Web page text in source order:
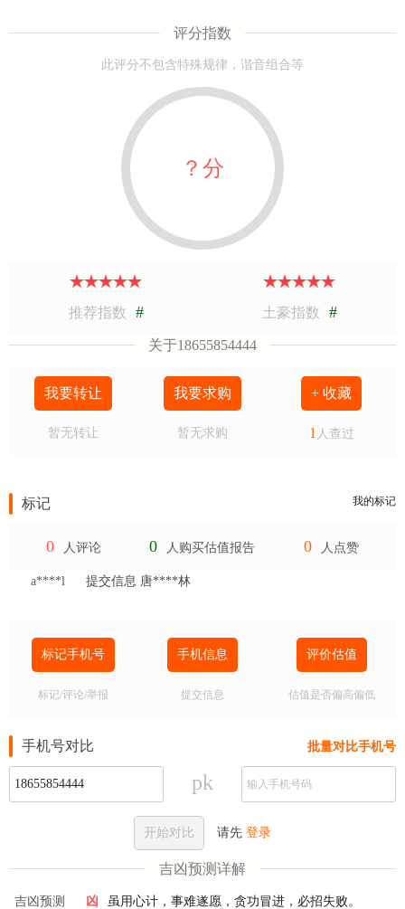
评分指数
此评分不包含特殊规律，谐音组合等
？分
推荐指数 # 土豪指数 #
关于18655854444
我要转让
暂无转让
我要求购
暂无求购
+ 收藏
1 人查过
标记 我的标记
0 人评论 0 人购买估值报告 0 人点赞
a****l 提交信息 唐****林
标记手机号
标记/评论/举报
手机信息
提交信息
评价估值
估值是否偏高偏低
手机号对比 批量对比手机号
pk
开始对比 请先 登录
吉凶预测详解
吉凶预测 凶 虽用心计，事难遂愿，贪功冒进，必招失败。